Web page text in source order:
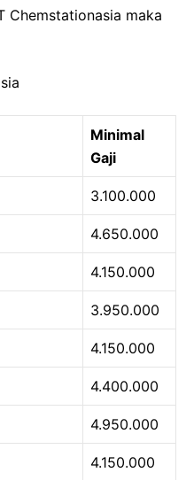
Chemstationasia maka
Minimal
Gaji
3.100.000
4.650.000
4.150.000
3.950.000
4.150.000
4.400.000
4.950.000
4.150.000